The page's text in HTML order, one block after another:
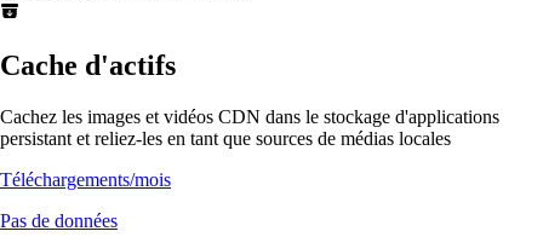
Cache d'actifs
Cachez les images et vidéos CDN dans le stockage d'applications
persistant et reliez-les en tant que sources de médias locales
Téléchargements/mois
Pas de données